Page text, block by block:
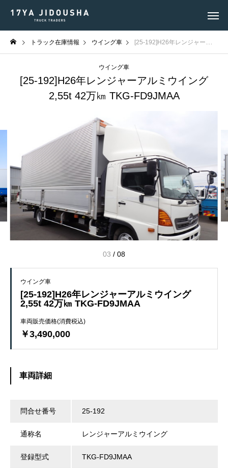
トラック在庫情報 ウイング車 [25-192]H26年レンジャーアルミウイング 2,55t 42万㎞ TKG-FD9JMAA
ウイング車
[25-192]H26年レンジャーアルミウイング
2,55t 42万㎞ TKG-FD9JMAA
03 / 08
ウイング車
[25-192]H26年レンジャーアルミウイング
2,55t 42万㎞ TKG-FD9JMAA
車両販売価格(消費税込)
￥3,490,000
車両詳細
問合せ番号 25-192
通称名 レンジャーアルミウイング
登録型式 TKG-FD9JMAA